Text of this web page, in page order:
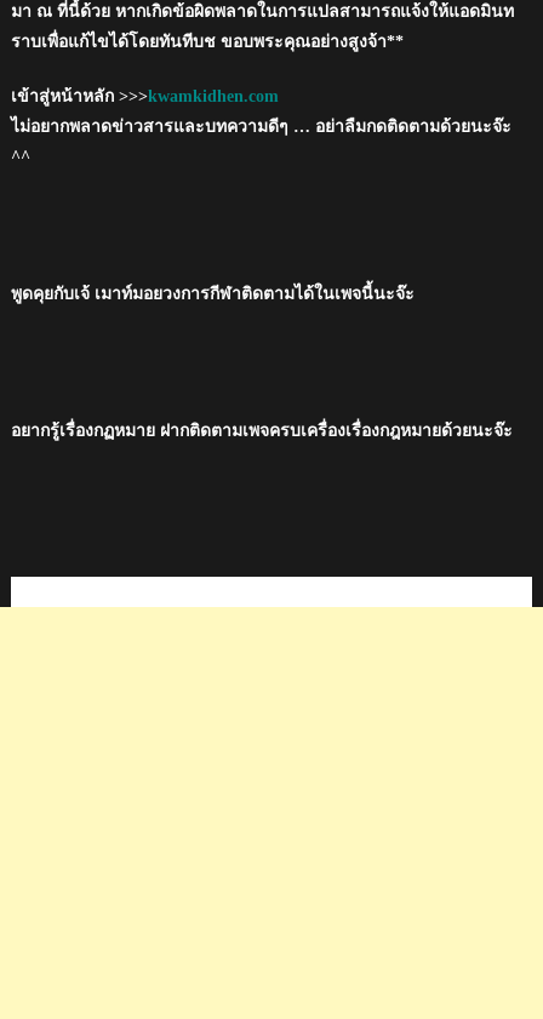
มา ณ ที่นี้ด้วย หากเกิดข้อผิดพลาดในการแปลสามารถแจ้งให้แอดมินท
ราบเพื่อแก้ไขได้โดยทันทีบช ขอบพระคุณอย่างสูงจ้า**
เข้าสู่หน้าหลัก >>>kwamkidhen.com
ไม่อยากพลาดข่าวสารและบทความดีๆ … อย่าลืมกดติดตามด้วยนะจ๊ะ
^^
พูดคุยกับเจ้ เมาท์มอยวงการกีฬาติดตามได้ในเพจนี้นะจ๊ะ
อยากรู้เรื่องกฏหมาย ฝากติดตามเพจครบเครื่องเรื่องกฎหมายด้วยนะจ๊ะ